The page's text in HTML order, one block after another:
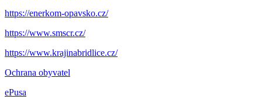
https://enerkom-opavsko.cz/
https://www.smscr.cz/
https://www.krajinabridlice.cz/
Ochrana obyvatel
ePusa